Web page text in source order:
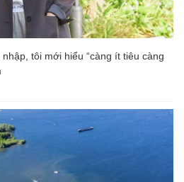
tôi mới hiểu “càng ít tiêu càng